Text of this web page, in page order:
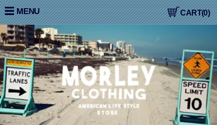
大阪高槻,国産ジーンズ,アメカジ,通販,販売, COLIMBO,コリン
ボ,WORKERS,ワーカーズ,LOOP&WEFT,ループ＆ウェフト CART(0)
MENU